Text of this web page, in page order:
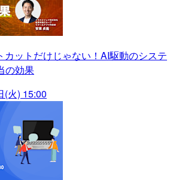
カットだけじゃない！AI駆動のシステ
の効果
(火) 15:00